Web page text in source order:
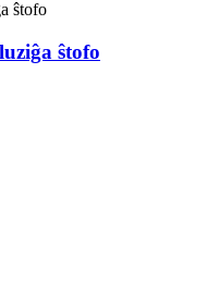
ŝtofo